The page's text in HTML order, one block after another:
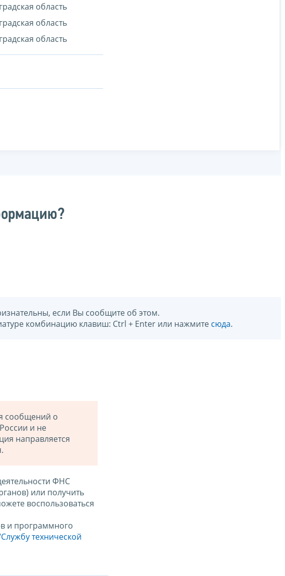
область
область
область
если Вы сообщите об этом.
комбинацию клавиш: Ctrl + Enter или нажмите сюда.
сообщений о
и не
направляется
ФНС
или получить
воспользоваться
и программного
технической